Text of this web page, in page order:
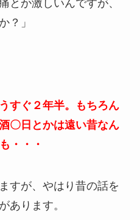
とか激しいんですが、
？」
すぐ２年半。もちろん
〇日とかは遠い昔なん
・・・
すが、やはり昔の話を
あります。